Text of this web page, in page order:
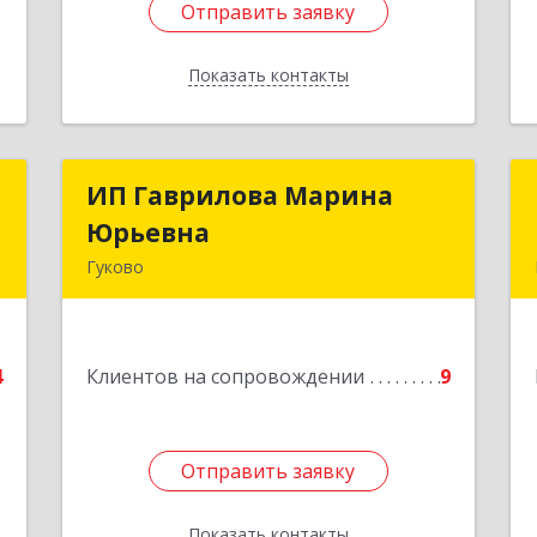
Отправить заявку
Показать контакты
Отправить заявку
Назад
ИП Гаврилова Марина
Юрьевна
Гуково
Клиентов на сопровождении 9
Отправить заявку
ИП Гаврилова Марина
Отправить заявку